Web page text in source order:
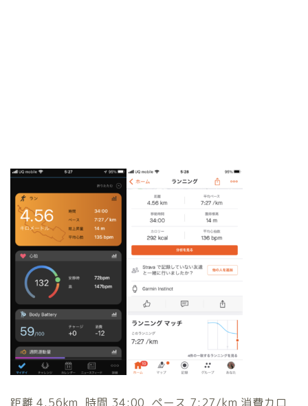
距離 4.56km 時間 34:00 ペース 7:27/km 消費カロ